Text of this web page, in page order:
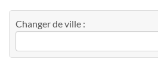
Changer de ville :